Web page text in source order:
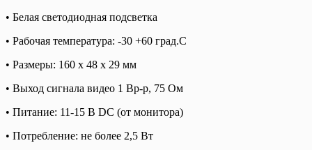
• Белая светодиодная подсветка
• Рабочая температура: -30 +60 град.С
• Размеры: 160 х 48 х 29 мм
• Выход сигнала видео 1 Вр-р, 75 Ом
• Питание: 11-15 В DC (от монитора)
• Потребление: не более 2,5 Вт